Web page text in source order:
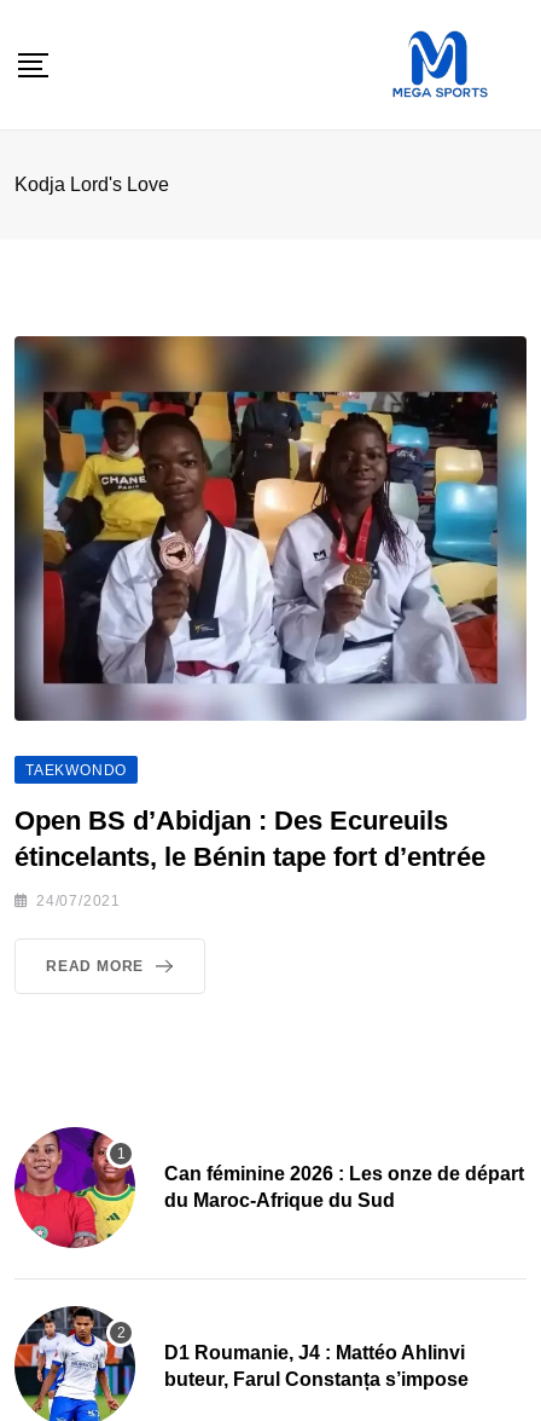
Kodja Lord's Love
TAEKWONDO
Open BS d’Abidjan : Des Ecureuils
étincelants, le Bénin tape fort d’entrée
24/07/2021
READ MORE
‎Can féminine 2026 : Les onze de départ
du Maroc-Afrique du Sud
D1 Roumanie, J4 : Mattéo Ahlinvi
buteur, Farul Constanța s’impose